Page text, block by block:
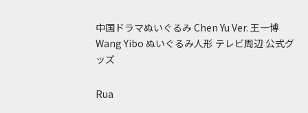
中国ドラマぬいぐるみ Chen Yu Ver. 王一博
Wang Yibo ぬいぐるみ人形 テレビ周辺 公式グ
ッズ
Rua